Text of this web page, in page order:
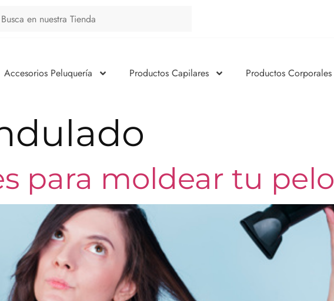
Accesorios Peluquería Productos Capilares Productos Corporales
para moldear tu pelo